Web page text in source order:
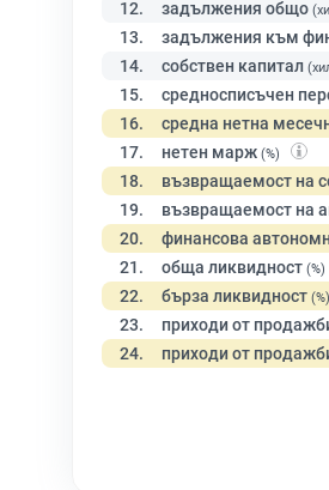
12. задължения общо
13. задължения към
14. собствен капитал
15. средносписъчен
16. средна нетна
17. нетен марж (%)
18. възвращаемост на
19. възвращаемост на
20. финансова
21. обща ликвидност (%)
22. бърза ликвидност (%)
23. приходи от
24. приходи от